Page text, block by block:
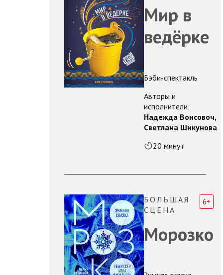
Мир в
ведёрке
Бэби-спектакль
Авторы и
исполнители:
Надежда Вонсовоч,
Светлана Шикунова
20 минут
БОЛЬШАЯ
СЦЕНА
Морозко
6+